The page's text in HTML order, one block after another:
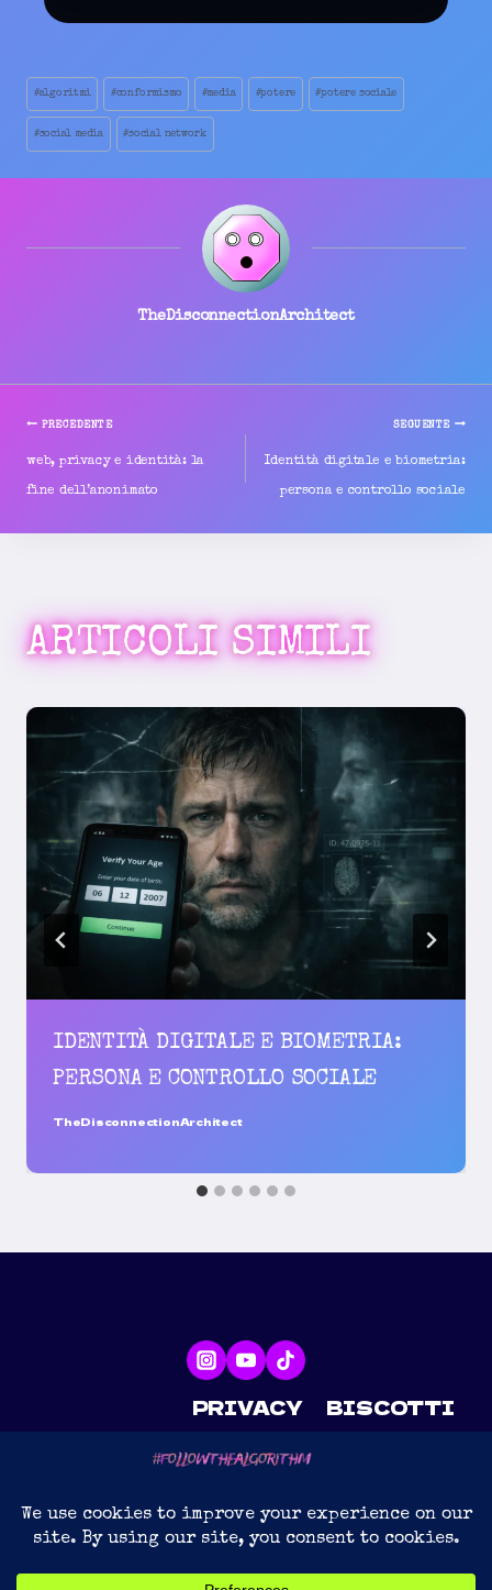
O
H
I
S
O
T
Tag
articolo:
#algoritmi #conformismo #media #potere #potere sociale
#social media #social network
TheDisconnectionArchitect
NAVIGAZIONE
PRECEDENTE
web, privacy e identità: la
fine dell’anonimato
SEGUENTE
Identità digitale e biometria:
persona e controllo sociale
ARTICOLI SIMILI
IDENTITÀ DIGITALE E BIOMETRIA:
PERSONA E CONTROLLO SOCIALE
TheDisconnectionArchitect
PRIVACY
BISCOTTI
CYBERMEDIATEINMENT